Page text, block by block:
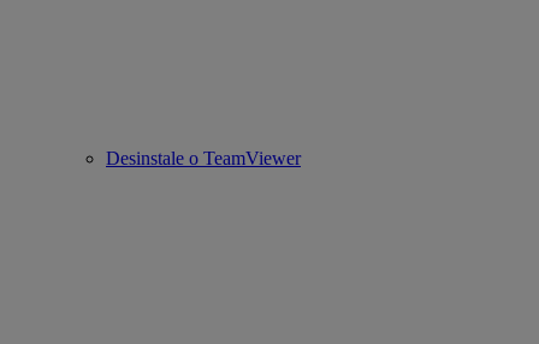
Desinstale o TeamViewer